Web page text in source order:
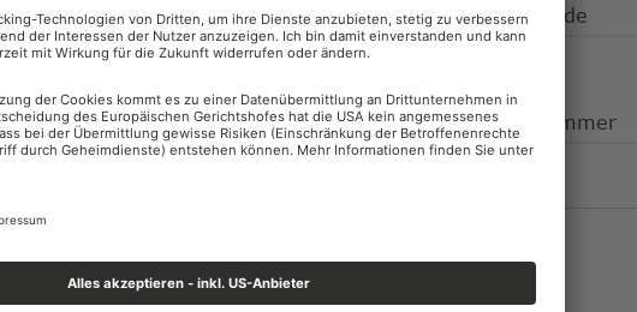
Nummer Katastralgemeinde
Stammnummer Unterteilungsnummer